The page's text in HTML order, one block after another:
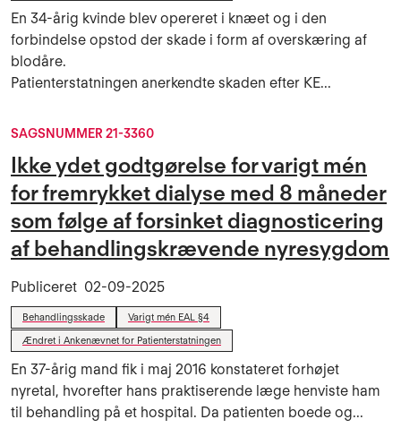
En 34-årig kvinde blev opereret i knæet og i den
forbindelse opstod der skade i form af overskæring af
blodåre.
Patienterstatningen anerkendte skaden efter KE...
SAGSNUMMER 21-3360
Ikke ydet godtgørelse for varigt mén
for fremrykket dialyse med 8 måneder
som følge af forsinket diagnosticering
af behandlingskrævende nyresygdom
Publiceret 02-09-2025
Behandlingsskade
Varigt mén EAL §4
Ændret i Ankenævnet for Patienterstatningen
En 37-årig mand fik i maj 2016 konstateret forhøjet
nyretal, hvorefter hans praktiserende læge henviste ham
til behandling på et hospital. Da patienten boede og...